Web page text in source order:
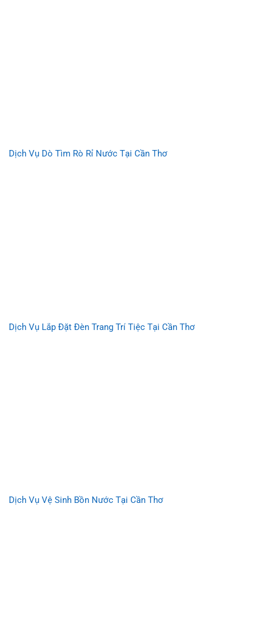
Dịch Vụ Dò Tìm Rò Rỉ Nước Tại Cần Thơ
Dịch Vụ Lắp Đặt Đèn Trang Trí Tiệc Tại Cần Thơ
Dịch Vụ Vệ Sinh Bồn Nước Tại Cần Thơ